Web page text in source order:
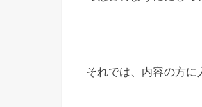
それでは、内容の方に